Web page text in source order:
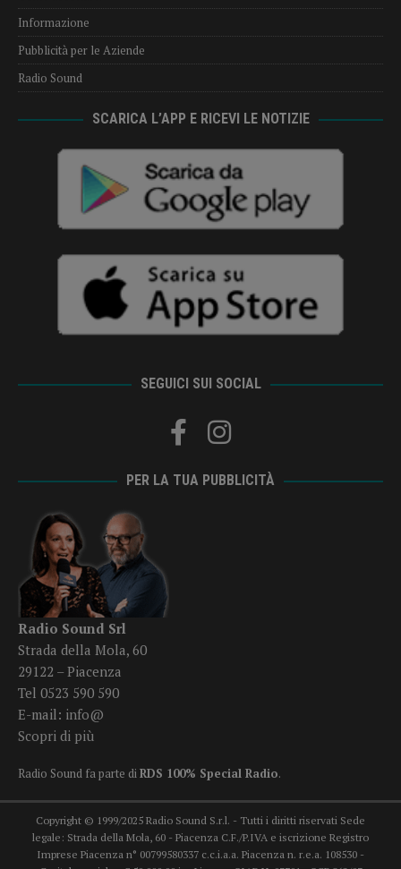
Informazione
Pubblicità per le Aziende
Radio Sound
SCARICA L’APP E RICEVI LE NOTIZIE
SEGUICI SUI SOCIAL
PER LA TUA PUBBLICITÀ
Radio Sound Srl
Strada della Mola, 60
29122 – Piacenza
Tel 0523 590 590
E-mail: info@
Scopri di più
Radio Sound fa parte diRDS 100% Special Radio.
Copyright © 1999/2025 Radio Sound S.r.l. - Tutti i diritti riservati Sede
legale: Strada della Mola, 60 - Piacenza C.F./P.IVA e iscrizione Registro
Imprese Piacenza n° 00799580337 c.c.i.a.a. Piacenza n. r.e.a. 108530 -